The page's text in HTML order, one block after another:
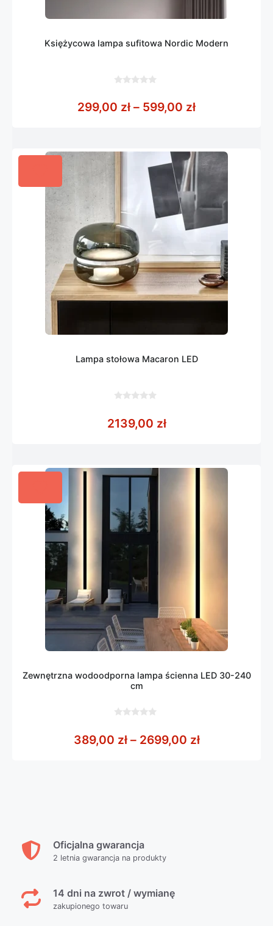
Księżycowa lampa sufitowa Nordic Modern
5
299,00 zł – 599,00 złZakres cen:
Lampa stołowa Macaron LED
5
2139,00 zł
Zewnętrzna wodoodporna lampa ścienna LED 30-240
cm
5
389,00 zł – 2699,00 złZakres cen:
Oficjalna gwarancja
2 letnia gwarancja na produkty
14 dni na zwrot / wymianę
zakupionego towaru